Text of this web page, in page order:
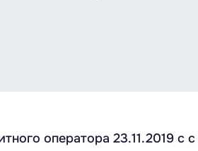
оператора 23.11.2019 c